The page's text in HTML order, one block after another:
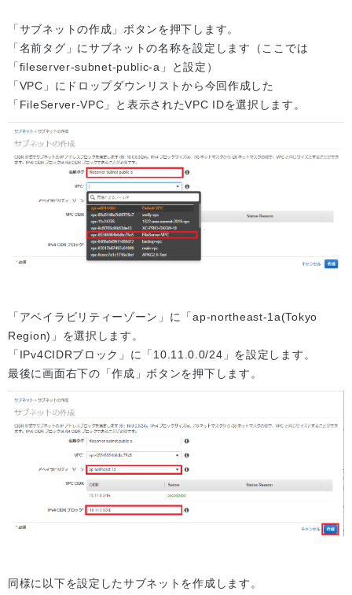
「サブネットの作成」ボタンを押下します。
「名前タグ」にサブネットの名称を設定します（ここでは
「fileserver-subnet-public-a」と設定）
「VPC」にドロップダウンリストから今回作成した
「FileServer-VPC」と表示されたVPC IDを選択します。
「アベイラビリティーゾーン」に「ap-northeast-1a(Tokyo
Region)」を選択します。
「IPv4CIDRブロック」に「10.11.0.0/24」を設定します。
最後に画面右下の「作成」ボタンを押下します。
同様に以下を設定したサブネットを作成します。